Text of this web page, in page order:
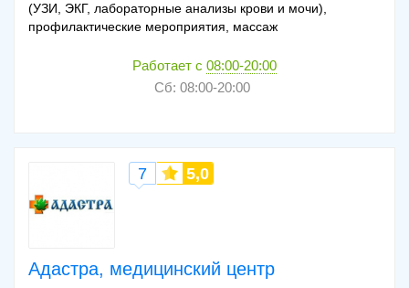
(УЗИ, ЭКГ, лабораторные анализы крови и мочи),
профилактические мероприятия, массаж
Работает с 08:00-20:00
Сб: 08:00-20:00
Адастра, медицинский центр
7 5,0